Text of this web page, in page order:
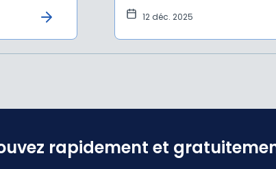
12 déc. 2025
rapidement et